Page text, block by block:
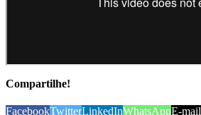
Compartilhe!
FacebookTwitterLinkedInWhatsAppE-mail